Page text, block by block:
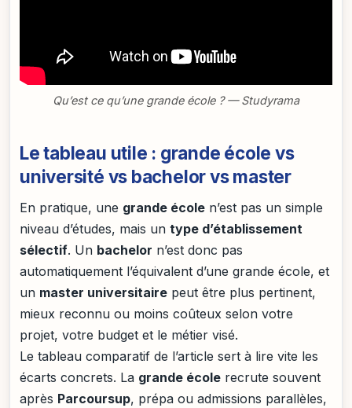
Qu’est ce qu’une grande école ? — Studyrama
Le tableau utile : grande école vs
université vs bachelor vs master
En pratique, une grande école n’est pas un simple
niveau d’études, mais un type d’établissement
sélectif. Un bachelor n’est donc pas
automatiquement l’équivalent d’une grande école, et
un master universitaire peut être plus pertinent,
mieux reconnu ou moins coûteux selon votre
projet, votre budget et le métier visé.
Le tableau comparatif de l’article sert à lire vite les
écarts concrets. La grande école recrute souvent
après Parcoursup, prépa ou admissions parallèles,